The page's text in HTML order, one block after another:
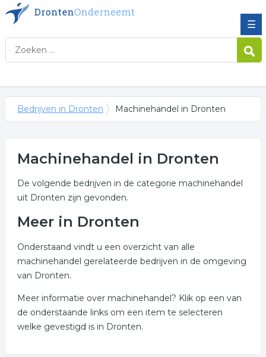
☰
Bedrijven in Dronten Machinehandel in Dronten
Machinehandel in Dronten
De volgende bedrijven in de categorie machinehandel
uit Dronten zijn gevonden.
Meer in Dronten
Onderstaand vindt u een overzicht van alle
machinehandel gerelateerde bedrijven in de omgeving
van Dronten.
Meer informatie over machinehandel? Klik op een van
de onderstaande links om een item te selecteren
welke gevestigd is in Dronten.